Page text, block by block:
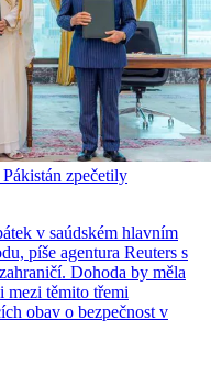
zpečetily
v saúdském hlavním
píše agentura Reuters s
Dohoda by měla
mezi těmito třemi
obav o bezpečnost v